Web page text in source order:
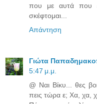
που με αυτά που
σκέφτομαι...
Απάντηση
Γιώτα
5:47 μ.μ.
@ Ναι Βίκυ... θες
πεις τώρα ε; Χα, χα,